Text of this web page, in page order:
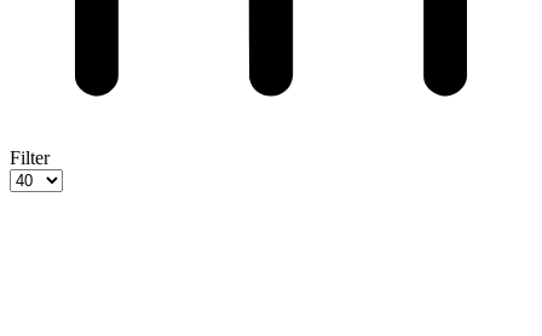
Filter